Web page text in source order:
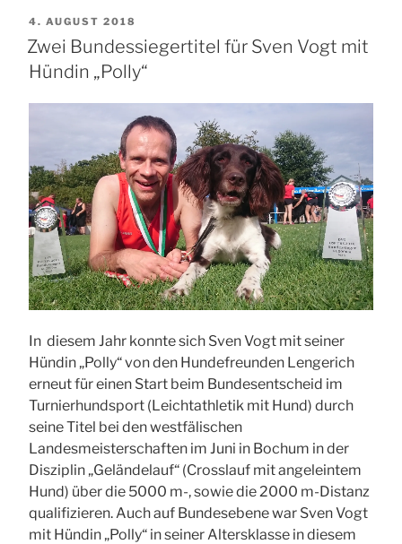
VERÖFFENTLICHT
AM
4. AUGUST 2018
Zwei Bundessiegertitel für Sven Vogt mit
Hündin „Polly“
In diesem Jahr konnte sich Sven Vogt mit seiner
Hündin „Polly“ von den Hundefreunden Lengerich
erneut für einen Start beim Bundesentscheid im
Turnierhundsport (Leichtathletik mit Hund) durch
seine Titel bei den westfälischen
Landesmeisterschaften im Juni in Bochum in der
Disziplin „Geländelauf“ (Crosslauf mit angeleintem
Hund) über die 5000 m-, sowie die 2000 m-Distanz
qualifizieren. Auch auf Bundesebene war Sven Vogt
mit Hündin „Polly“ in seiner Altersklasse in diesem